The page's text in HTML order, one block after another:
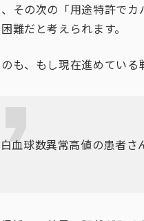
その次の「用途特許で
難だと考えられます。
も、もし現在進めてい
血球数異常高値の患者さ